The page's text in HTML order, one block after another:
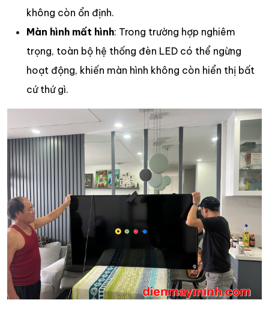
không còn ổn định.
Màn hình mất hình: Trong trường hợp nghiêm
trọng, toàn bộ hệ thống đèn LED có thể ngừng
hoạt động, khiến màn hình không còn hiển thị bất
cứ thứ gì.